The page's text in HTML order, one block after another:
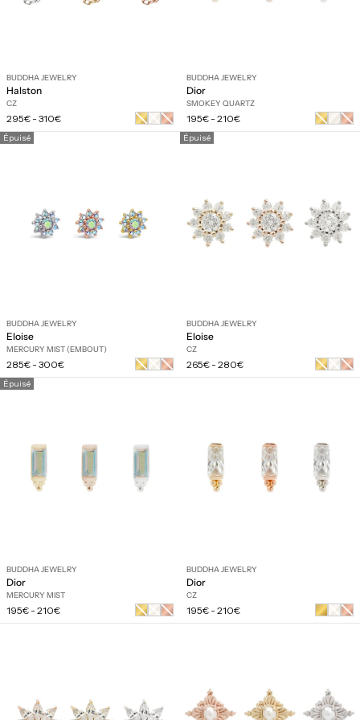
BUDDHA JEWELRY
Halston
CZ
Prix
régulier
295€ - 310€
Or
jaune
Or
blanc
Or
rose
BUDDHA JEWELRY
Dior
SMOKEY QUARTZ
Prix
régulier
195€ - 210€
Or
jaune
Or
rose
Épuisé
BUDDHA JEWELRY
Eloise
MERCURY MIST (EMBOUT)
Prix
régulier
285€ - 300€
Or
jaune
Or
blanc
Or
rose
Épuisé
BUDDHA JEWELRY
Eloise
CZ
Prix
régulier
265€ - 280€
Or
jaune
Or
blanc
Or
rose
Épuisé
BUDDHA JEWELRY
Dior
MERCURY MIST
Prix
régulier
195€ - 210€
Or
jaune
Or
blanc
Or
rose
BUDDHA JEWELRY
Dior
CZ
Prix
régulier
195€ - 210€
Or
blanc
Or
rose